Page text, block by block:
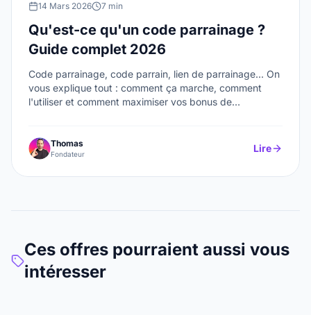
14 Mars 2026 7 min
Qu'est-ce qu'un code parrainage ?
Guide complet 2026
Code parrainage, code parrain, lien de parrainage... On
vous explique tout : comment ça marche, comment
l'utiliser et comment maximiser vos bonus de
Thomas
Fondateur Lire
Ces offres pourraient aussi vous
intéresser